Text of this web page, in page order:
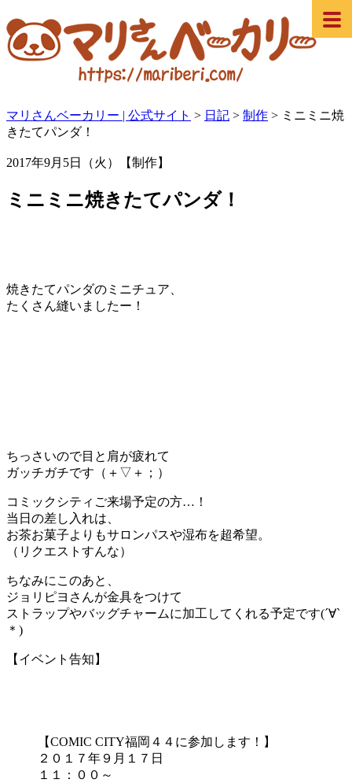
マリさんベーカリー | 公式サイト > 日記 > 制作 > ミニミニ焼
きたてパンダ！
2017年9月5日（火）【制作】
ミニミニ焼きたてパンダ！
焼きたてパンダのミニチュア、
たくさん縫いましたー！
ちっさいので目と肩が疲れて
ガッチガチです（＋▽＋；）
コミックシティご来場予定の方…！
当日の差し入れは、
お茶お菓子よりもサロンパスや湿布を超希望。
（リクエストすんな）
ちなみにこのあと、
ジョリピヨさんが金具をつけて
ストラップやバッグチャームに加工してくれる予定です(´∀`
＊)
【イベント告知】
【COMIC CITY福岡４４に参加します！】
２０１７年９月１７日
１１：００～